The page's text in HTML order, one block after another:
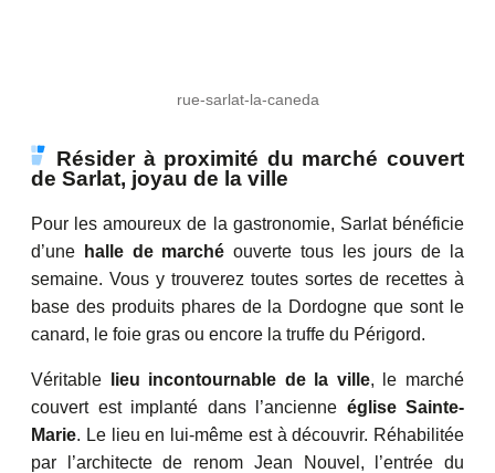
rue-sarlat-la-caneda
Résider à proximité du marché couvert
de Sarlat, joyau de la ville
Pour les amoureux de la gastronomie, Sarlat bénéficie
d’une
halle de marché ouverte tous les jours de la
semaine. Vous y trouverez toutes sortes de recettes à
base des produits phares de la Dordogne que sont le
canard, le foie gras ou encore la truffe du Périgord.
Véritable lieu incontournable de la ville, le marché
couvert est implanté dans l’ancienne église Sainte-
Marie. Le lieu en lui-même est à découvrir. Réhabilitée
par l’architecte de renom Jean Nouvel, l’entrée du